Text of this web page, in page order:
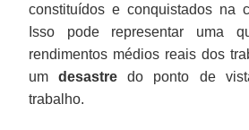
constituídos e conquistados na
Isso pode representar uma
rendimentos médios reais dos
umdesastre do ponto de
trabalho.